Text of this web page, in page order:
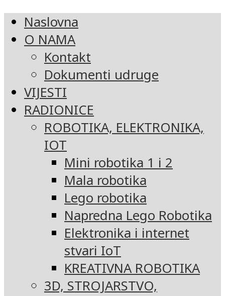
Naslovna
O NAMA
Kontakt
Dokumenti udruge
VIJESTI
RADIONICE
ROBOTIKA, ELEKTRONIKA,
IOT
Mini robotika 1 i 2
Mala robotika
Lego robotika
Napredna Lego Robotika
Elektronika i internet
stvari IoT
KREATIVNA ROBOTIKA
3D, STROJARSTVO,